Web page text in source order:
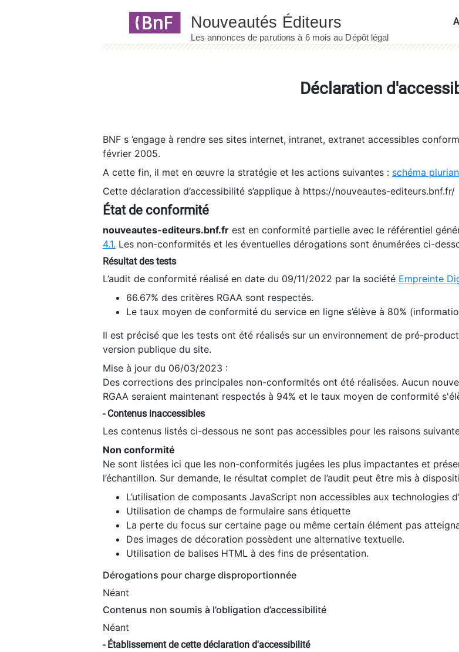
Déclaration
BNF s ’engage à rendre ses sites internet, intranet, extranet accessibles
février 2005.
A cette fin, il met en œuvre la stratégie et les actions suivantes : schéma
Cette déclaration d’accessibilité s’applique à https://nouveautes-editeurs.bnf.fr/
État de conformité
nouveautes-editeurs.bnf.fr est en conformité partielle avec le référentiel
4.1. Les non-conformités et les éventuelles dérogations sont énumérées ci-
Résultat des tests
L’audit de conformité réalisé en date du 09/11/2022 par la société Empreinte
66.67% des critères RGAA sont respectés.
Le taux moyen de conformité du service en ligne s’élève à 80%
Il est précisé que les tests ont été réalisés sur un environnement de pré-
version publique du site.
Mise à jour du 06/03/2023 :
Des corrections des principales non-conformités ont été réalisées. Aucun
RGAA seraient maintenant respectés à 94% et le taux moyen de conformité
- Contenus inaccessibles
Les contenus listés ci-dessous ne sont pas accessibles pour les raisons
Non conformité
Ne sont listées ici que les non-conformités jugées les plus impactantes et
l’échantillon. Sur demande, le résultat complet de l’audit peut être mis à
L’utilisation de composants JavaScript non accessibles aux technologies
Utilisation de champs de formulaire sans étiquette
La perte du focus sur certaine page ou même certain élément pas
Des images de décoration possèdent une alternative textuelle.
Utilisation de balises HTML à des fins de présentation.
Dérogations pour charge disproportionnée
Néant
Contenus non soumis à l’obligation d’accessibilité
Néant
- Établissement de cette déclaration d'accessibilité